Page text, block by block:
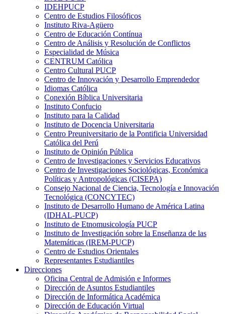
IDEHPUCP
Centro de Estudios Filosóficos
Instituto Riva-Agüero
Centro de Educación Contínua
Centro de Análisis y Resolución de Conflictos
Especialidad de Música
CENTRUM Católica
Centro Cultural PUCP
Centro de Innovación y Desarrollo Emprendedor
Idiomas Católica
Conexión Bíblica Universitaria
Instituto Confucio
Instituto para la Calidad
Instituto de Docencia Universitaria
Centro Preuniversitario de la Pontificia Universidad
Católica del Perú
Instituto de Opinión Pública
Centro de Investigaciones y Servicios Educativos
Centro de Investigaciones Sociológicas, Económica
Políticas y Antropológicas (CISEPA)
Consejo Nacional de Ciencia, Tecnología e Innovación
Tecnológica (CONCYTEC)
Instituto de Desarrollo Humano de América Latina
(IDHAL-PUCP)
Instituto de Etnomusicología PUCP
Instituto de Investigación sobre la Enseñanza de las
Matemáticas (IREM-PUCP)
Centro de Estudios Orientales
Representantes Estudiantiles
Direcciones
Oficina Central de Admisión e Informes
Dirección de Asuntos Estudiantiles
Dirección de Informática Académica
Dirección de Educación Virtual